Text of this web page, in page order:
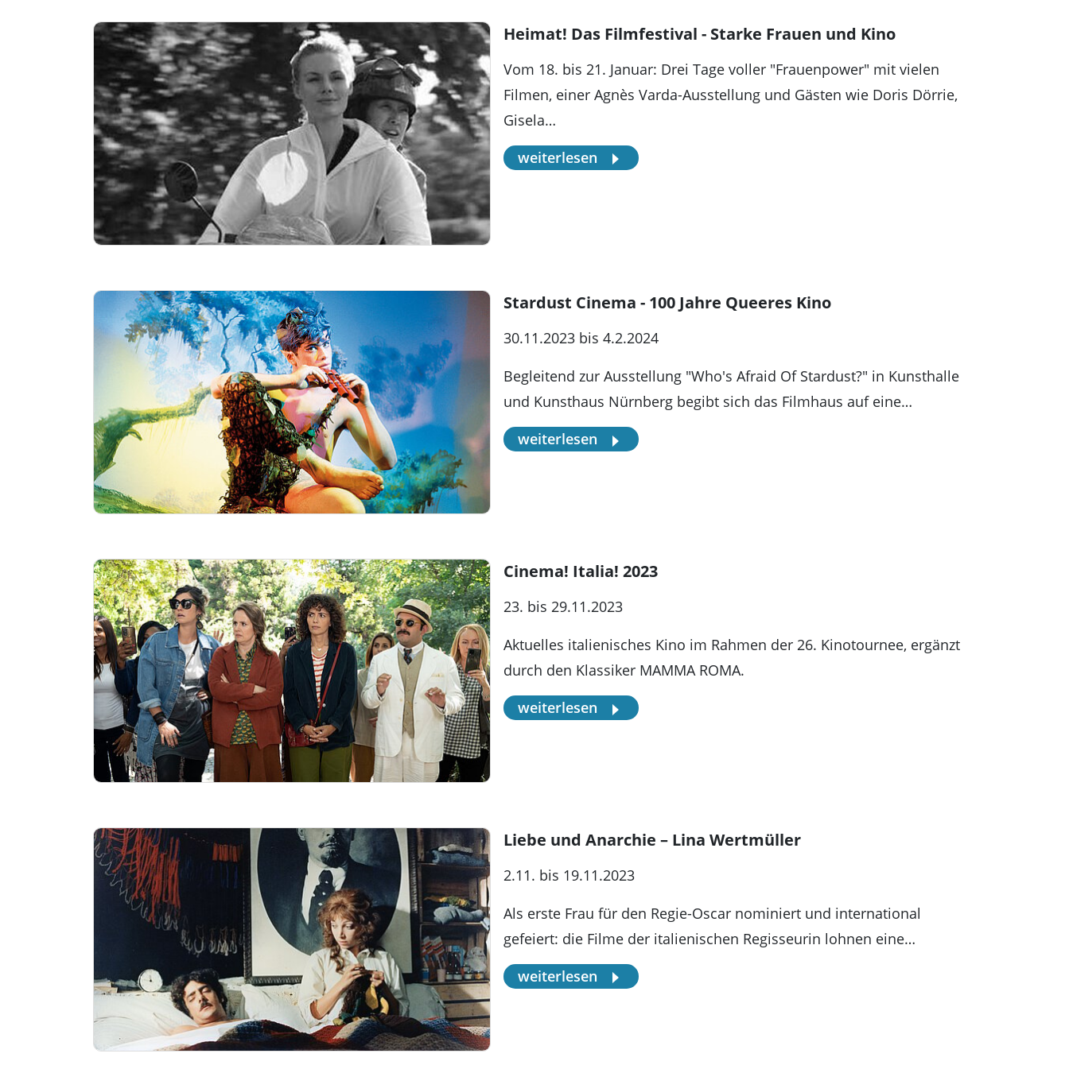
Heimat! Das Filmfestival - Starke Frauen und Kino
Vom 18. bis 21. Januar: Drei Tage voller "Frauenpower" mit vielen
Filmen, einer Agnès Varda-Ausstellung und Gästen wie Doris Dörrie,
Gisela…
weiterlesen
Stardust Cinema - 100 Jahre Queeres Kino
30.11.2023 bis 4.2.2024
Begleitend zur Ausstellung "Who's Afraid Of Stardust?" in Kunsthalle
und Kunsthaus Nürnberg begibt sich das Filmhaus auf eine…
weiterlesen
Cinema! Italia! 2023
23. bis 29.11.2023
Aktuelles italienisches Kino im Rahmen der 26. Kinotournee, ergänzt
durch den Klassiker MAMMA ROMA.
weiterlesen
Liebe und Anarchie – Lina Wertmüller
2.11. bis 19.11.2023
Als erste Frau für den Regie-Oscar nominiert und international
gefeiert: die Filme der italienischen Regisseurin lohnen eine…
weiterlesen